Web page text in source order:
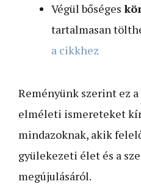
Végül bőséges
tartalmasan
a cikkhez
Reményünk szerint ez
elméleti ismereteket
mindazoknak, akik
gyülekezeti élet és a
megújulásáról.